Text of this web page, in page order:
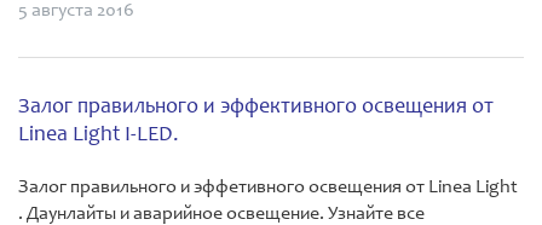
5 августа 2016
Залог правильного и эффективного освещения от
Linea Light I-LED.
Залог правильного и эффетивного освещения от Linea Light
. Даунлайты и аварийное освещение. Узнайте все